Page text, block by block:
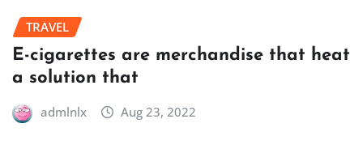
TRAVEL
E-cigarettes are merchandise that heat
a solution that
admlnlx Aug 23, 2022